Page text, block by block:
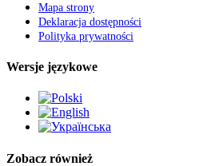
Mapa strony
Deklaracja dostępności
Polityka prywatności
Wersje językowe
Zobacz również